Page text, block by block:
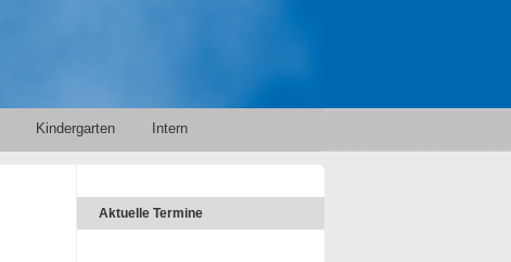
Kindergarten Intern
Aktuelle Termine